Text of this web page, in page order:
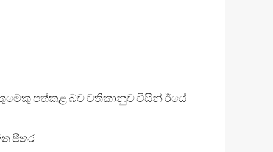
පත්කළ බව වතිකානුව විසින් ඊයේ
පීතර